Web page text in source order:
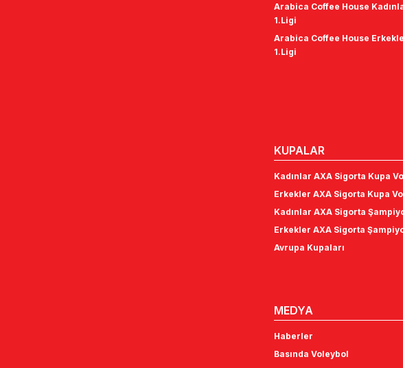
Arabica Coffee House
1.Ligi
Arabica Coffee House
1.Ligi
KUPALAR
Kadınlar AXA Sigorta Kupa
Erkekler AXA Sigorta Kupa
Kadınlar AXA Sigorta
Erkekler AXA Sigorta
Avrupa Kupaları
MEDYA
Haberler
Basında Voleybol